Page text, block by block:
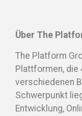
Über The
The Platform
Plattformen, die
verschiedenen
Schwerpunkt
Entwicklung,